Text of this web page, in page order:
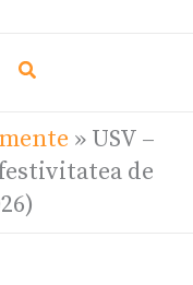
» USV –
de